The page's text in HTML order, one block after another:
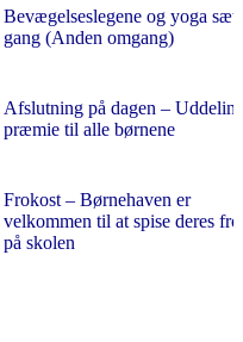
Bevægelseslegene og yoga
gang (Anden omgang)
Afslutning på dagen –
præmie til alle børnene
Frokost – Børnehaven er
velkommen til at spise deres
på skolen